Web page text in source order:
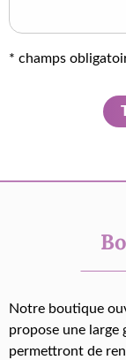
* champs
Notre boutique
propose une large
permettront de